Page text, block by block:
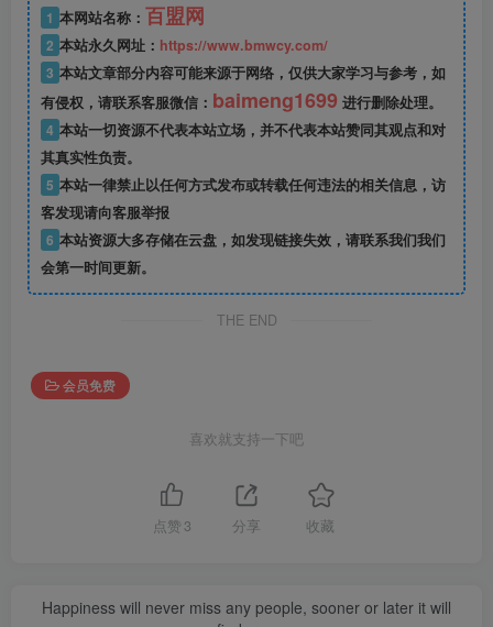
1 本网站名称： 百盟网
2 本站永久网址： https://www.bmwcy.com/
3 本站文章部分内容可能来源于网络，仅供大家学习与参考，如
有侵权，请联系客服微信： baimeng1699 进行删除处理。
4 本站一切资源不代表本站立场，并不代表本站赞同其观点和对
其真实性负责。
5 本站一律禁止以任何方式发布或转载任何违法的相关信息，访
客发现请向客服举报
6 本站资源大多存储在云盘，如发现链接失效，请联系我们我们
会第一时间更新。
THE END
会员免费
喜欢就支持一下吧
点赞 3 分享 收藏
Happiness will never miss any people, sooner or later it will